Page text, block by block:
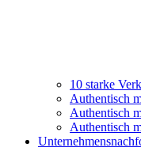
10 starke
Authentisch
Authentisch
Authentisch